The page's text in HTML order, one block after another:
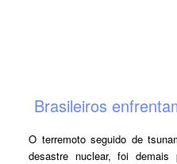
Brasileiros
O terremoto seguido de
desastre nuclear, foi